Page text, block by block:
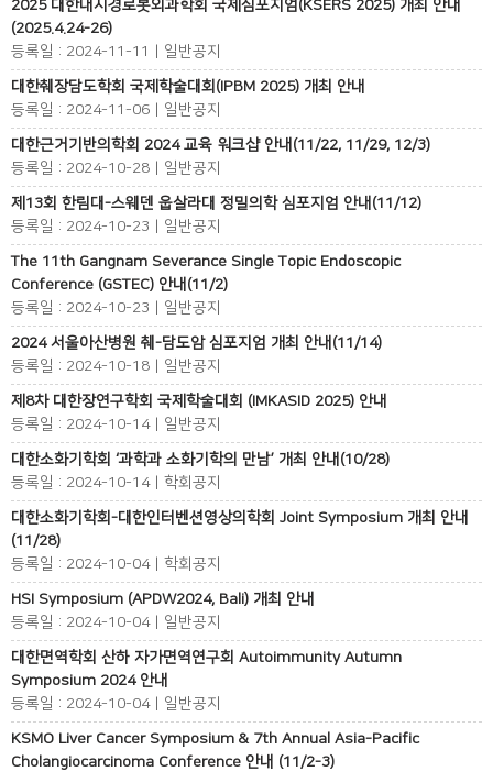
2025 대한내시경로봇외과학회 국제심포지엄(KSERS 2025) 개최 안내
(2025.4.24-26)
등록일 : 2024-11-11 | 일반공지
대한췌장담도학회 국제학술대회(IPBM 2025) 개최 안내
등록일 : 2024-11-06 | 일반공지
대한근거기반의학회 2024 교육 워크샵 안내(11/22, 11/29, 12/3)
등록일 : 2024-10-28 | 일반공지
제13회 한림대-스웨덴 웁살라대 정밀의학 심포지엄 안내(11/12)
등록일 : 2024-10-23 | 일반공지
The 11th Gangnam Severance Single Topic Endoscopic
Conference (GSTEC) 안내(11/2)
등록일 : 2024-10-23 | 일반공지
2024 서울아산병원 췌-담도암 심포지엄 개최 안내(11/14)
등록일 : 2024-10-18 | 일반공지
제8차 대한장연구학회 국제학술대회 (IMKASID 2025) 안내
등록일 : 2024-10-14 | 일반공지
대한소화기학회 ‘과학과 소화기학의 만남’ 개최 안내(10/28)
등록일 : 2024-10-14 | 학회공지
대한소화기학회-대한인터벤션영상의학회 Joint Symposium 개최 안내
(11/28)
등록일 : 2024-10-04 | 학회공지
HSI Symposium (APDW2024, Bali) 개최 안내
등록일 : 2024-10-04 | 일반공지
대한면역학회 산하 자가면역연구회 Autoimmunity Autumn
Symposium 2024 안내
등록일 : 2024-10-04 | 일반공지
KSMO Liver Cancer Symposium & 7th Annual Asia-Pacific
Cholangiocarcinoma Conference 안내 (11/2-3)